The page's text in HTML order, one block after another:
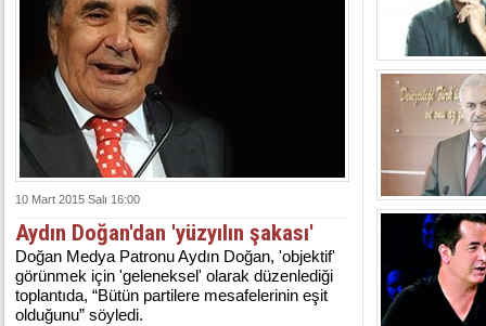
10 Mart 2015 Salı 16:00
Aydın Doğan'dan 'yüzyılın şakası'
Doğan Medya Patronu Aydın Doğan, 'objektif'
görünmek için 'geleneksel' olarak düzenlediği
toplantıda, “Bütün partilere mesafelerinin eşit
olduğunu” söyledi.